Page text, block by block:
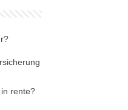
rente?